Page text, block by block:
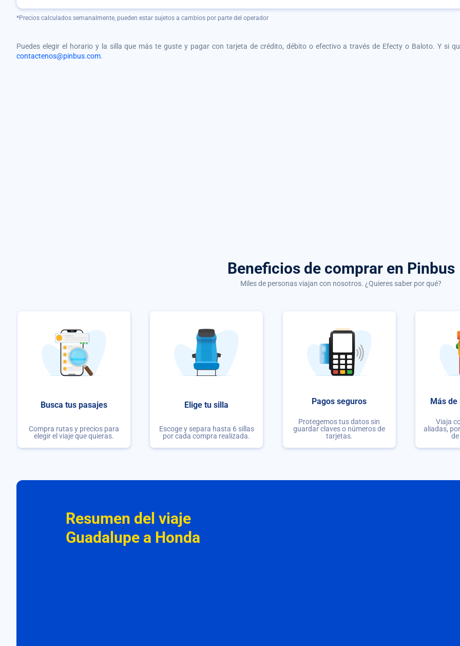
*Precios calculados semanalmente, pueden estar sujetos a cambios por parte del operador
Puedes elegir el horario y la silla que más te guste y pagar con tarjeta de crédito, débito o efectivo a través de Efecty o Baloto. Y si
contactenos@pinbus.com.
Beneficios de comprar en Pinbus
Miles de personas viajan con nosotros. ¿Quieres saber por qué?
Busca tus pasajes
Compra rutas y precios para
elegir el viaje que quieras.
Elige tu silla
Escoge y separa hasta 6 sillas
por cada compra realizada.
Pagos seguros
Protegemos tus datos sin
guardar claves o números de
tarjetas.
Más de
Viaja
aliadas,
Resumen del viaje
Guadalupe a Honda